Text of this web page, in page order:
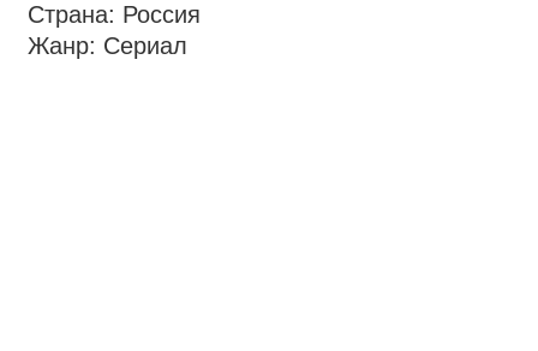
Страна: Россия
Жанр: Сериал